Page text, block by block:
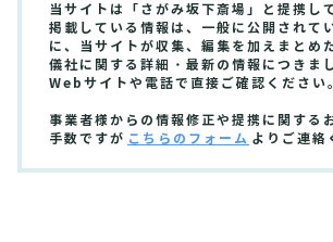
当サイトは「さがみ坂下斎場」と提携し
掲載している情報は、一般に公開されて
に、当サイトが収集、編集を加えまとめ
儀社に関する詳細・最新の情報につきま
Webサイトや電話で直接ご確認ください
事業者様からの情報修正や提携に関する
手数ですが こちらのフォーム よりご連絡